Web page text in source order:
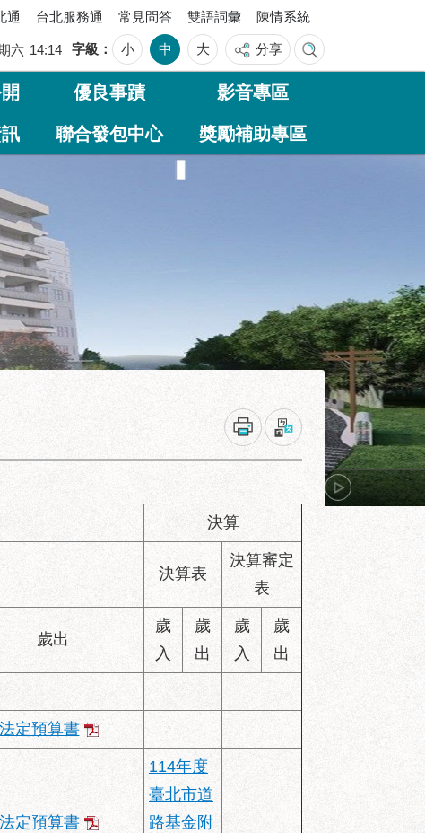
通 台北服務通 常見問答 雙語詞彙 陳情系統
六 14:14 字級 小 中 大 分享
優良事蹟 影音專區
聯合發包中心 獎勵補助專區
決算
決算表
決算審定
表
歲出
歲
入
歲
出
歲
入
歲
出
定預算書
定預算書
114年度
臺北市道
路基金附